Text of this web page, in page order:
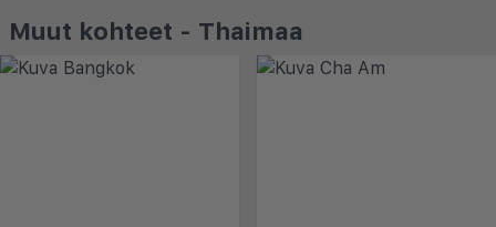
Muut kohteet - Thaimaa